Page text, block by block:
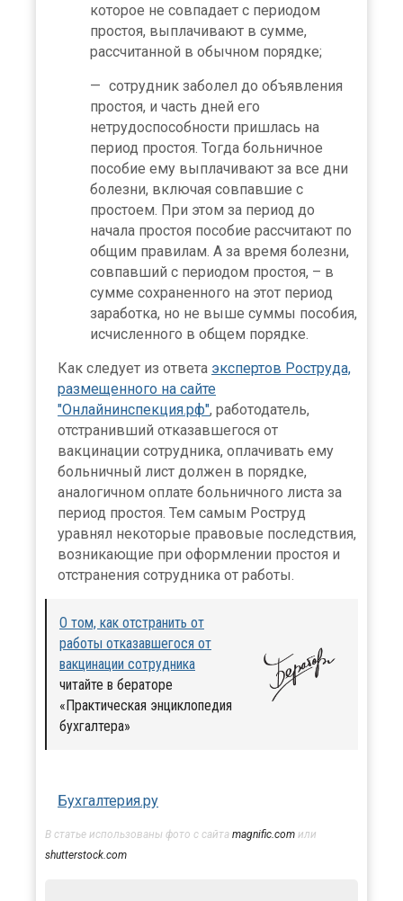
которое не совпадает с периодом
простоя, выплачивают в сумме,
рассчитанной в обычном порядке;
сотрудник заболел до объявления
простоя, и часть дней его
нетрудоспособности пришлась на
период простоя. Тогда больничное
пособие ему выплачивают за все дни
болезни, включая совпавшие с
простоем. При этом за период до
начала простоя пособие рассчитают по
общим правилам. А за время болезни,
совпавший с периодом простоя, – в
сумме сохраненного на этот период
заработка, но не выше суммы пособия,
исчисленного в общем порядке.
Как следует из ответа экспертов Роструда,
размещенного на сайте
"Онлайнинспекция.рф", работодатель,
отстранивший отказавшегося от
вакцинации сотрудника, оплачивать ему
больничный лист должен в порядке,
аналогичном оплате больничного листа за
период простоя. Тем самым Роструд
уравнял некоторые правовые последствия,
возникающие при оформлении простоя и
отстранения сотрудника от работы.
О том, как отстранить от
работы отказавшегося от
вакцинации сотрудника
читайте в бераторе
«Практическая энциклопедия
бухгалтера»
Бухгалтерия.ру
В статье использованы фото с сайта magnific.com или
shutterstock.com